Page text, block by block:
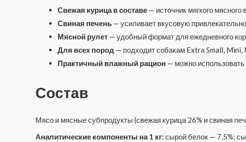
Свежая курица в составе — источник мягкого мясного
Свиная печень — усиливает вкусовую
Мясной рулет — удобный формат для ежедневного
Для всех пород — подходит собакам Extra Small, Mini,
Практичный влажный рацион — можно
Состав
Мясо и мясные субпродукты (свежая курица 26% и свиная
Аналитические компоненты на 1 кг: сырой белок — 7,5%;